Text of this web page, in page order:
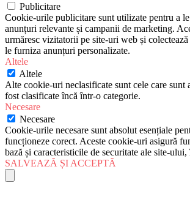
Publicitare
Cookie-urile publicitare sunt utilizate pentru a
anunțuri relevante și campanii de marketing.
urmăresc vizitatorii pe site-uri web și
le furniza anunțuri personalizate.
Altele
Altele
Alte cookie-uri neclasificate sunt cele care sunt
fost clasificate încă într-o categorie.
Necesare
Necesare
Cookie-urile necesare sunt absolut esențiale
funcționeze corect. Aceste cookie-uri asigură
bază și caracteristicile de securitate ale site-
SALVEAZĂ ȘI ACCEPTĂ